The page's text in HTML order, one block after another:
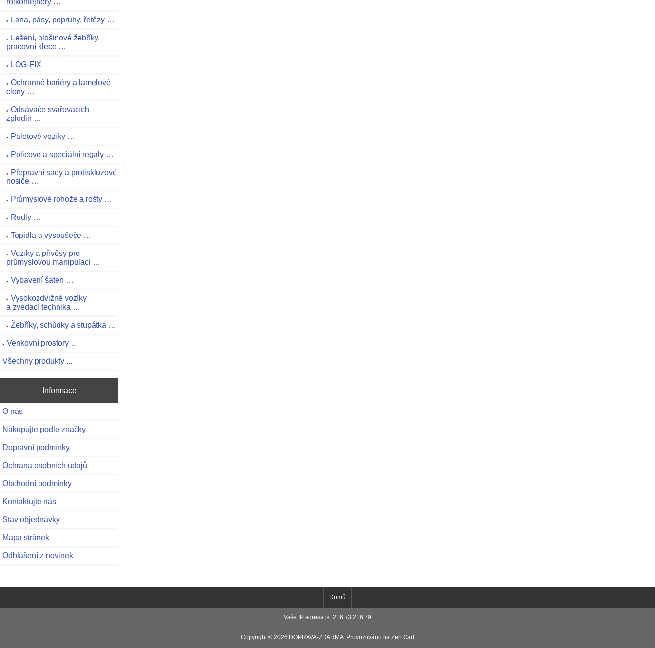
rolkontejnery …
Lana, pásy, popruhy, řetězy …
Lešení, plošinové žebříky,
pracovní klece …
LOG-FIX
Ochranné bariéry a lamelové
clony …
Odsávače svařovacích
zplodin …
Paletové vozíky …
Policové a speciální regály …
Přepravní sady a protiskluzové
nosiče …
Průmyslové rohože a rošty …
Rudly …
Topidla a vysoušeče …
Vozíky a přívěsy pro
průmyslovou manipulaci …
Vybavení šaten …
Vysokozdvižné vozíky
a zvedací technika …
Žebříky, schůdky a stupátka …
Venkovní prostory …
Všechny produkty ...
Informace
O nás
Nakupujte podle značky
Dopravní podmínky
Ochrana osobních údajů
Obchodní podmínky
Kontaktujte nás
Stav objednávky
Mapa stránek
Odhlášení z novinek
Domů
Vaše IP adresa je: 216.73.216.79
Copyright © 2026 DOPRAVA-ZDARMA . Provozováno na Zen Cart